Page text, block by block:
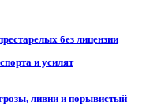
без лицензии
и усилят
ливни и порывистый